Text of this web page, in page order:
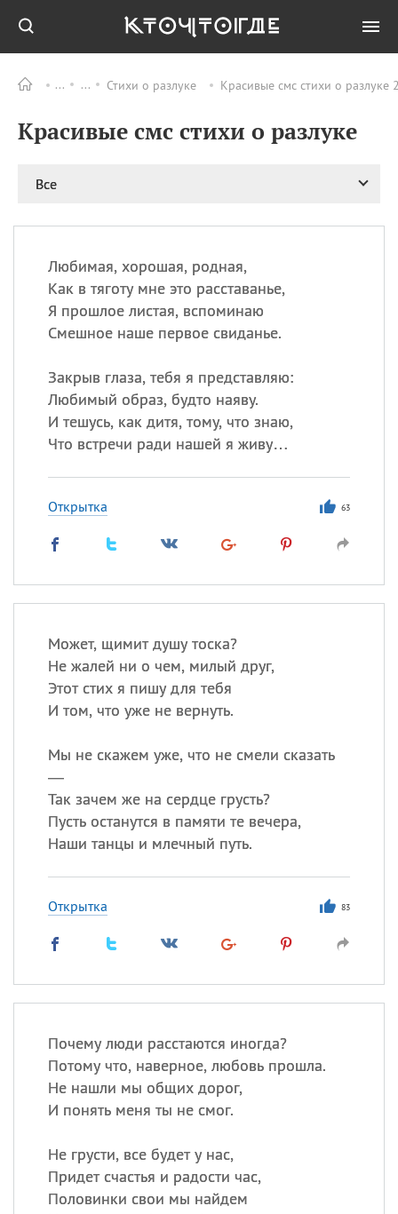
Стихи о разлуке Красивые смс стихи о разлуке
Красивые смс стихи о разлуке
Все
Любимая, хорошая, родная,
Как в тяготу мне это расставанье,
Я прошлое листая, вспоминаю
Смешное наше первое свиданье.
Закрыв глаза, тебя я представляю:
Любимый образ, будто наяву.
И тешусь, как дитя, тому, что знаю,
Что встречи ради нашей я живу…
Открытка 63
Может, щимит душу тоска?
Не жалей ни о чем, милый друг,
Этот стих я пишу для тебя
И том, что уже не вернуть.
Мы не скажем уже, что не смели сказать
—
Так зачем же на сердце грусть?
Пусть останутся в памяти те вечера,
Наши танцы и млечный путь.
Открытка 83
Почему люди расстаются иногда?
Потому что, наверное, любовь прошла.
Не нашли мы общих дорог,
И понять меня ты не смог.
Не грусти, все будет у нас,
Придет счастья и радости час,
Половинки свои мы найдем
ПРАЗДНИКИ Все
09.08 День памяти жертв
атомной
09.08
Национальный день
рисового пудинга
(Smokey Bear Day)
ИМЕНА
Сегодня празднуют именины
происхождение